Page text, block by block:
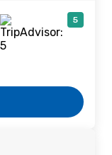
5